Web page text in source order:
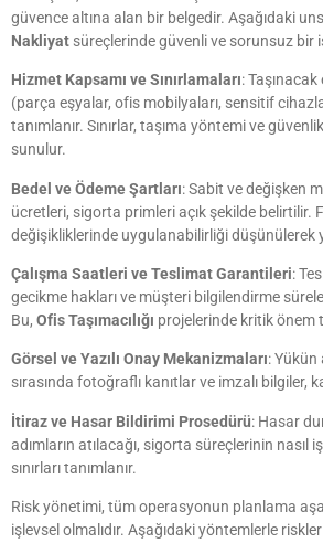
güvence altına alan bir belgedir. Aşağıdaki
Nakliyat süreçlerinde güvenli ve sorunsuz bir
Hizmet Kapsamı ve Sınırlamaları:
(parça eşyalar, ofis mobilyaları, sensitif
tanımlanır. Sınırlar, taşıma yöntemi ve
sunulur.
Bedel ve Ödeme Şartları: Sabit ve değişken
ücretleri, sigorta primleri açık şekilde belirtilir.
değişikliklerinde uygulanabilirliği düşünülerek
Çalışma Saatleri ve Teslimat Garantileri:
gecikme hakları ve müşteri bilgilendirme
Bu, Ofis Taşımacılığı projelerinde kritik önem
Görsel ve Yazılı Onay Mekanizmaları: Yükün
sırasında fotoğraflı kanıtlar ve imzalı bilgiler,
İtiraz ve Hasar Bildirimi Prosedürü: Hasar
adımların atılacağı, sigorta süreçlerinin nasıl
sınırları tanımlanır.
Risk yönetimi, tüm operasyonun planlama
işlevsel olmalıdır. Aşağıdaki yöntemlerle